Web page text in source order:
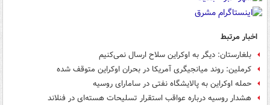
اخبار مرتبط
بلغارستان: دیگر به اوکراین سلاح ارسال نمی‌کنیم
کرملین: روند میانجیگری آمریکا در بحران اوکراین متوقف شده
حمله اوکراین به پالایشگاه نفتی در سامارای روسیه
هشدار روسیه درباره عواقب استقرار تسلیحات هسته‌ای در فنلاند